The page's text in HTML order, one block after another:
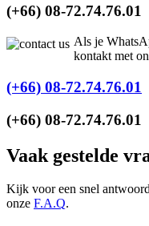
(+66) 08-72.74.76.01
Als je
kontakt met
(+66) 08-72.74.76.01
(+66) 08-72.74.76.01
Vaak gestelde
Kijk voor een snel
onze F.A.Q.